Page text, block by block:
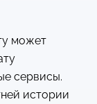
может
сервисы.
истории